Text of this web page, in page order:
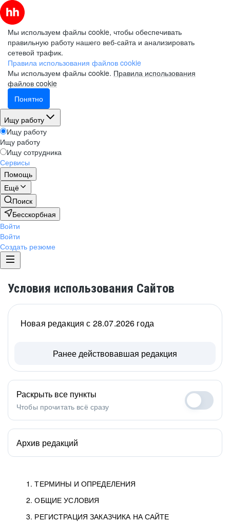
Мы используем файлы cookie, чтобы обеспечивать
правильную работу нашего веб-сайта и анализировать
сетевой трафик.
Правила использования файлов cookie
Мы используем файлы cookie. Правила использования
файлов cookie
Понятно
Ищу работу
Ищу работу
Ищу работу
Ищу сотрудника
Сервисы
Помощь
Ещё
Поиск
Бесскорбная
Войти
Войти
Создать резюме
Условия использования Сайтов
1. ТЕРМИНЫ И ОПРЕДЕЛЕНИЯ
2. ОБЩИЕ УСЛОВИЯ
3. РЕГИСТРАЦИЯ ЗАКАЗЧИКА НА САЙТЕ
Новая редакция с 28.07.2026 года
Ранее действовавшая редакция
Раскрыть все пункты
Чтобы прочитать всё сразу
Архив редакций